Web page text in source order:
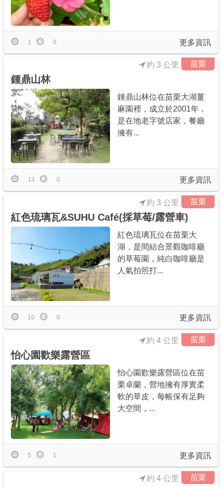
更多資訊
1 0
苗栗
約 3 公里
鍾鼎山林
鍾鼎山林位在苗栗大湖薑
麻園裡，成立於2001年，
是在地老字號店家，餐廳
擁有...
更多資訊
13 0
苗栗
約 3 公里
紅色琉璃瓦&SUHU Café(採草莓/露營車)
紅色琉璃瓦位在苗栗大
湖，是間結合景觀咖啡廳
的草莓園，純白咖啡廳是
人氣拍照打...
更多資訊
10 0
苗栗
約 4 公里
怡心園歡樂露營區
怡心園歡樂露營區位在苗
栗卓蘭，營地擁有厚實柔
軟的草皮，每帳保有足夠
大空間，...
更多資訊
5 1
苗栗
約 4 公里